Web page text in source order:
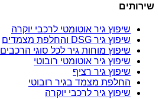
שירותים
שיפוץ גיר אוטומטי לרכבי יוקרה
שיפוץ גיר DSG והחלפת מצמדים
שיפוץ מוחות גיר לכל סוגי הרכבים
שיפוץ גיר אוטומטי רובוטי
שיפוץ גיר רציף
החלפת מצמד בגיר רובוטי
שיפוץ גיר לרכבי יוקרה